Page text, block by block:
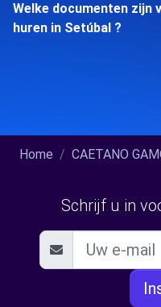
Welke documenten zijn
huren in Setúbal ?
Home CAETANO
Schrijf u in